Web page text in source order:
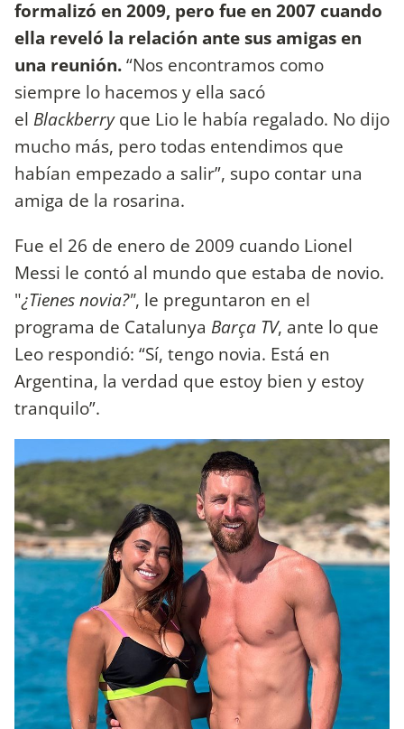
formalizó en 2009, pero fue en 2007 cuando
ella reveló la relación ante sus amigas en
una reunión.“Nos encontramos como
siempre lo hacemos y ella sacó
el Blackberryque Lio le había regalado. No dijo
mucho más, pero todas entendimos que
habían empezado a salir”, supo contar una
amiga de la rosarina.
Fue el 26 de enero de 2009 cuando Lionel
Messi le contó al mundo que estaba de novio.
"¿Tienes novia?", le preguntaron en el
programa de Catalunya Barça TV, ante lo que
Leo respondió: “Sí, tengo novia. Está en
Argentina, la verdad que estoy bien y estoy
tranquilo”.